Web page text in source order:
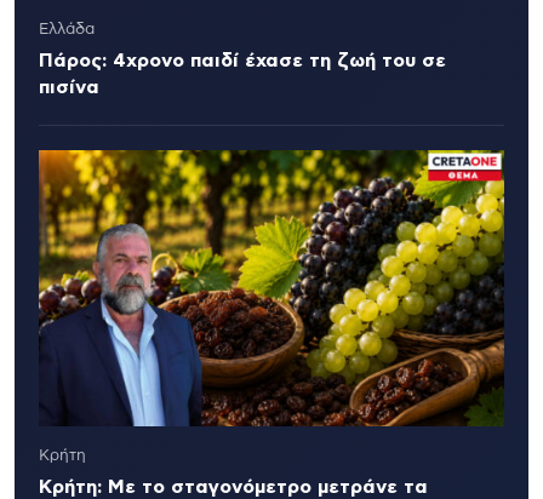
Ελλάδα
Πάρος: 4χρονο παιδί έχασε τη ζωή του σε
πισίνα
Κρήτη
Κρήτη: Με το σταγονόμετρο μετράνε τα